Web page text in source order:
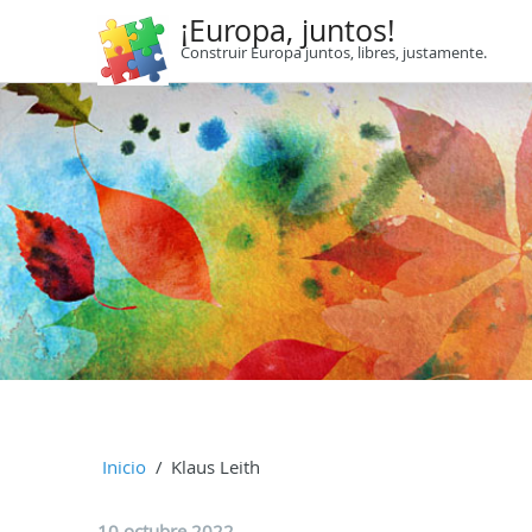
¡Europa, juntos!
Construir Europa juntos, libres, justamente.
Inicio Klaus Leith